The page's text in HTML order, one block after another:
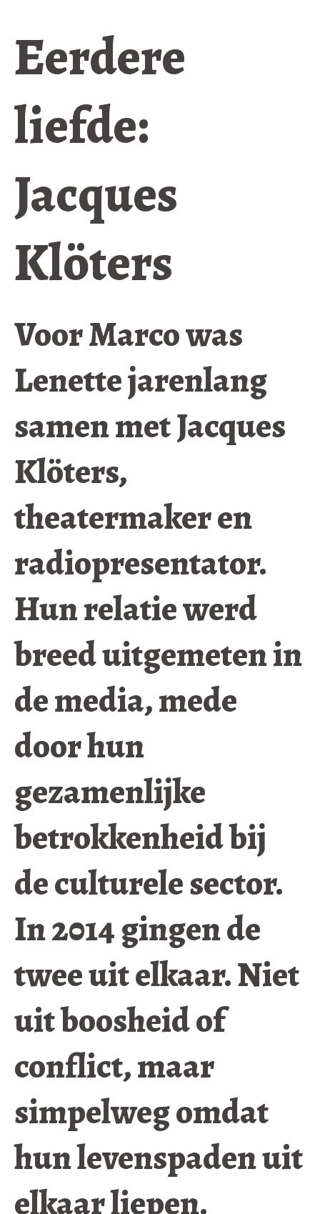
Eerdere
liefde:
Jacques
Klöters
Voor Marco was
Lenette jarenlang
samen met Jacques
Klöters,
theatermaker en
radiopresentator.
Hun relatie werd
breed uitgemeten in
de media, mede
door hun
gezamenlijke
betrokkenheid bij
de culturele sector.
In 2014 gingen de
twee uit elkaar. Niet
uit boosheid of
conflict, maar
simpelweg omdat
hun levenspaden uit
elkaar liepen.